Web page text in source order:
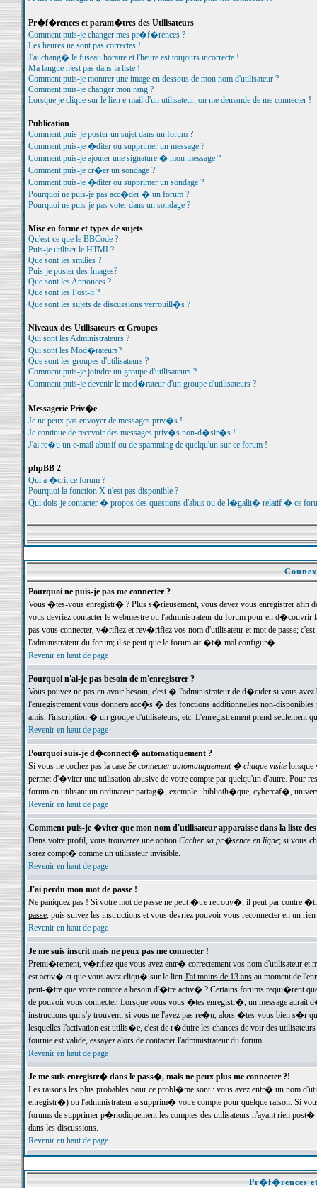
Pr�f�rences et param�tres des Utilisateurs
Comment puis-je changer mes pr�f�rences ?
Les heures ne sont pas correctes !
J'ai chang� le fuseau horaire et l'heure est toujours incorrecte !
Ma langue n'est pas dans la liste !
Comment puis-je montrer une image en dessous de mon nom d'utilisateur ?
Comment puis-je changer mon rang ?
Lorsque je clique sur le lien e-mail d'un utilisateur, on me demande de me connecter !
Publication
Comment puis-je poster un sujet dans un forum ?
Comment puis-je �diter ou supprimer un message ?
Comment puis-je ajouter une signature � mon message ?
Comment puis-je cr�er un sondage ?
Comment puis-je �diter ou supprimer un sondage ?
Pourquoi ne puis-je pas acc�der � un forum ?
Pourquoi ne puis-je pas voter dans un sondage ?
Mise en forme et types de sujets
Qu'est-ce que le BBCode ?
Puis-je utiliser le HTML?
Que sont les smilies ?
Puis-je poster des Images?
Que sont les Annonces ?
Que sont les Post-it ?
Que sont les sujets de discussions verrouill�s ?
Niveaux des Utilisateurs et Groupes
Qui sont les Administrateurs ?
Qui sont les Mod�rateurs?
Que sont les groupes d'utilisateurs ?
Comment puis-je joindre un groupe d'utilisateurs ?
Comment puis-je devenir le mod�rateur d'un groupe d'utilisateurs ?
Messagerie Priv�e
Je ne peux pas envoyer de messages priv�s !
Je continue de recevoir des messages priv�s non-d�sir�s !
J'ai re�u un e-mail abusif ou de spamming de quelqu'un sur ce forum !
phpBB 2
Qui a �crit ce forum ?
Pourquoi la fonction X n'est pas disponible ?
Qui dois-je contacter � propos des questions d'abus ou de l�galit� relatif � ce
Pourquoi ne puis-je pas me connecter ?
Vous �tes-vous enregistr� ? Plus s�rieusement, vous devez vous enregistrer
vous devriez contacter le webmestre ou l'administrateur du forum pour en
pas vous connecter, v�rifiez et rev�rifiez vos nom d'utilisateur et mot de passe;
l'administrateur du forum; il se peut que le forum ait �t� mal configur�.
Revenir en haut de page
Pourquoi n'ai-je pas besoin de m'enregistrer ?
Vous pouvez ne pas en avoir besoin; c'est � l'administrateur de d�cider si vous
l'enregistrement vous donnera acc�s � des fonctions additionnelles non-
amis, l'inscription � un groupe d'utilisateurs, etc. L'enregistrement prend seulement
Revenir en haut de page
Pourquoi suis-je d�connect� automatiquement ?
Si vous ne cochez pas la case Se connecter automatiquement � chaque visitelorsque
permet d'�viter une utilisation abusive de votre compte par quelqu'un d'autre. Pour
forum en utilisant un ordinateur partag�, exemple : biblioth�que, cybercaf�,
Revenir en haut de page
Comment puis-je �viter que mon nom d'utilisateur apparaisse dans la liste
Dans votre profil, vous trouverez une option Cacher sa pr�sence en ligne; si vous
serez compt� comme un utilisateur invisible.
Revenir en haut de page
J'ai perdu mon mot de passe !
Ne paniquez pas ! Si votre mot de passe ne peut �tre retrouv�, il peut par contre
passe, puis suivez les instructions et vous devriez pouvoir vous reconnecter en un rien
Revenir en haut de page
Je me suis inscrit mais ne peux pas me connecter !
Premi�rement, v�rifiez que vous avez entr� correctement vos nom d'utilisateur
est activ� et que vous avez cliqu� sur le lien J'ai moins de 13 ansau moment de
peut-�tre que votre compte a besoin d'�tre activ� ? Certains forums requi�rent
de pouvoir vous connecter. Lorsque vous vous �tes enregistr�, un message aurait
instructions qui s'y trouvent; si vous ne l'avez pas re�u, alors �tes-vous bien s�r
lesquelles l'activation est utilis�e, c'est de r�duire les chances de voir des
fournie est valide, essayez alors de contacter l'administrateur du forum.
Revenir en haut de page
Je me suis enregistr� dans le pass�, mais ne peux plus me connecter ?!
Les raisons les plus probables pour ce probl�me sont : vous avez entr� un nom
enregistr�) ou l'administrateur a supprim� votre compte pour quelque raison. Si
forums de supprimer p�riodiquement les comptes des utilisateurs n'ayant rien
dans les discussions.
Revenir en haut de page
Pr�f�rences